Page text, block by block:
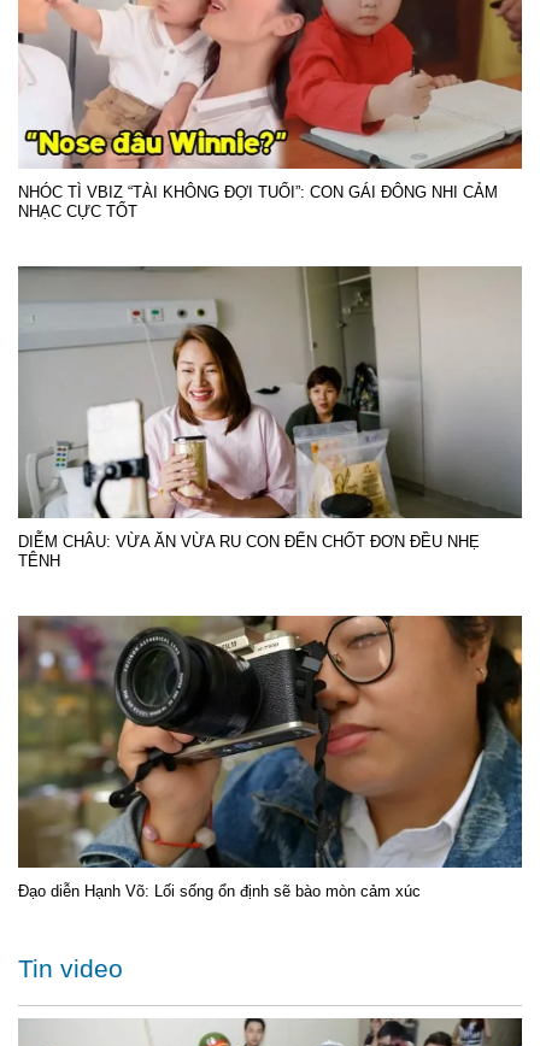
NHÓC TÌ VBIZ “TÀI KHÔNG ĐỢI TUỔI”: CON GÁI ĐÔNG NHI CẢM
NHẠC CỰC TỐT
DIỄM CHÂU: VỪA ĂN VỪA RU CON ĐẾN CHỐT ĐƠN ĐỀU NHẸ
TÊNH
Đạo diễn Hạnh Võ: Lối sống ổn định sẽ bào mòn cảm xúc
Tin video